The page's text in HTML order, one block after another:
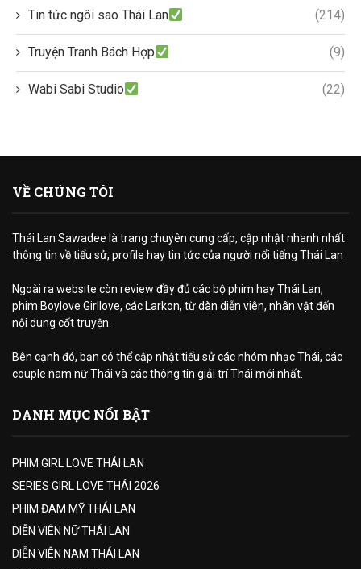
Tin tức ngôi sao Thái Lan (214)
Truyện Tranh Bách Hợp (9)
Wabi Sabi Studio (22)
VỀ CHÚNG TÔI
Thái Lan Sawadee là trang chuyên cung cấp, cập nhật nhanh nhất
thông tin về tiểu sử, profile hay tin tức của người nổi tiếng Thái Lan
Ngoài ra website còn review đầy đủ các bộ phim hay Thái Lan,
phim Boylove Girllove, các Larkon, từ dàn diễn viên, nhân vật đến
nội dung cốt truyện.
Bên cạnh đó, bạn có thể cập nhật tiểu sử các nhóm nhạc Thái, các
couple nam nữ Thái và các thông tin giải trí Thái mới nhất.
DANH MỤC NỔI BẬT
PHIM GIRL LOVE THÁI LAN
SERIES GIRL LOVE THÁI 2026
PHIM ĐAM MỸ THÁI LAN
DIỄN VIÊN NỮ THÁI LAN
DIỄN VIÊN NAM THÁI LAN